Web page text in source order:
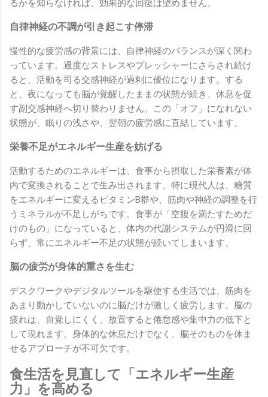
るかを知らなければ、効果的な回復は望めません。
自律神経の不調が引き起こす停滞
慢性的な疲労感の背景には、自律神経のバランスが深く関わ
っています。過度なストレスやプレッシャーにさらされ続け
ると、活動を司る交感神経が過剰に優位になります。する
と、夜になっても脳が覚醒したままの状態が続き、休息を促
す副交感神経へ切り替わりません。この「オフ」になれない
状態が、眠りの浅さや、翌朝の疲労感に直結しています。
栄養不足がエネルギー生産を妨げる
活動するためのエネルギーは、食事から摂取した栄養素が体
内で変換されることで生み出されます。特に現代人は、糖質
をエネルギーに変えるビタミンB群や、筋肉や神経の調整を行
うミネラルが不足しがちです。食事が「空腹を満たすためだ
けのもの」になっていると、体内の代謝システムが円滑に回
らず、常にエネルギー不足の状態が続いてしまいます。
脳の疲労が身体的重さを生む
デスクワークやデジタルツールを駆使する生活では、筋肉を
あまり動かしていないのに脳だけが激しく疲労します。脳の
疲れは、自覚しにくく、放置すると倦怠感や集中力の低下と
して現れます。身体的な休息だけでなく、脳そのものを休ま
せるアプローチが不可欠です。
食生活を見直して「エネルギー生産
力」を高める